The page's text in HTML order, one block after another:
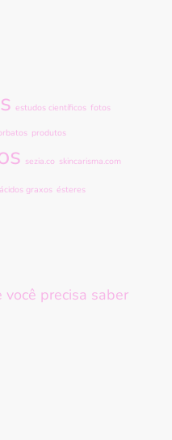
estudos científicos fotos
produtos
sezia.co skincarisma.com
ácidos graxos ésteres
você precisa saber